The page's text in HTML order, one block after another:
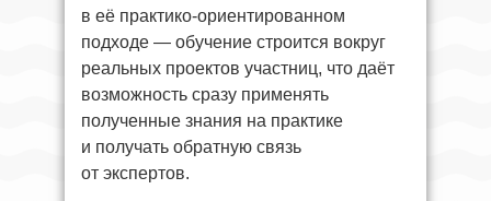
в её практико-ориентированном
подходе — обучение строится вокруг
реальных проектов участниц, что даёт
возможность сразу применять
полученные знания на практике
и получать обратную связь
от экспертов.